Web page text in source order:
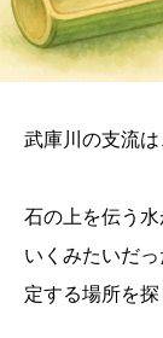
武庫川の支流は
石の上を伝う
いくみたいだ
定する場所を探